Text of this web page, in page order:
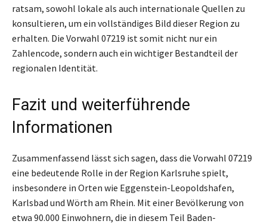
ratsam, sowohl lokale als auch internationale Quellen zu
konsultieren, um ein vollständiges Bild dieser Region zu
erhalten. Die Vorwahl 07219 ist somit nicht nur ein
Zahlencode, sondern auch ein wichtiger Bestandteil der
regionalen Identität.
Fazit und weiterführende
Informationen
Zusammenfassend lässt sich sagen, dass die Vorwahl 07219
eine bedeutende Rolle in der Region Karlsruhe spielt,
insbesondere in Orten wie Eggenstein-Leopoldshafen,
Karlsbad und Wörth am Rhein. Mit einer Bevölkerung von
etwa 90.000 Einwohnern, die in diesem Teil Baden-